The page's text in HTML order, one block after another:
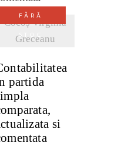
FĂRĂ
STOC
Cocoș Virginia
Greceanu
partida
si